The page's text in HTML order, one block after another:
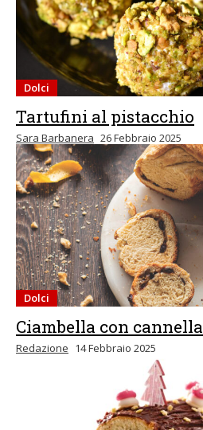
Dolci
Tartufini al pistacchio
Sara Barbanera 26 Febbraio 2025
Dolci
Ciambella con cannella
Redazione 14 Febbraio 2025